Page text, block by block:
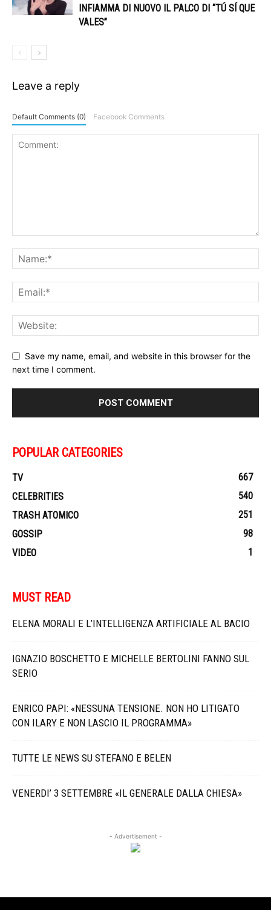
INFIAMMA DI NUOVO IL PALCO DI “TÚ SÍ QUE
VALES”
Leave a reply
Default Comments (0) Facebook Comments
Save my name, email, and website in this browser for the
next time I comment.
POPULAR CATEGORIES
TV
667
CELEBRITIES
540
TRASH ATOMICO
251
GOSSIP
98
VIDEO
1
MUST READ
ELENA MORALI E L’INTELLIGENZA ARTIFICIALE AL BACIO
IGNAZIO BOSCHETTO E MICHELLE BERTOLINI FANNO SUL
SERIO
ENRICO PAPI: «NESSUNA TENSIONE. NON HO LITIGATO
CON ILARY E NON LASCIO IL PROGRAMMA»
TUTTE LE NEWS SU STEFANO E BELEN
VENERDI’ 3 SETTEMBRE «IL GENERALE DALLA CHIESA»
- Advertisement -